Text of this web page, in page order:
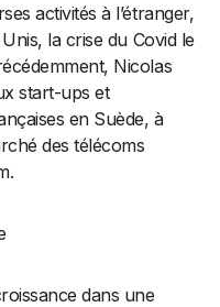
activités à l’étranger,
la crise du Covid le
Nicolas
start-ups et
en Suède, à
des télécoms
dans une